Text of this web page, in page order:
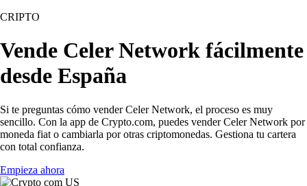
CRIPTO
Vende Celer Network fácilmente
desde España
Si te preguntas cómo vender Celer Network, el proceso es muy
sencillo. Con la app de Crypto.com, puedes vender Celer Network por
moneda fiat o cambiarla por otras criptomonedas. Gestiona tu cartera
con total confianza.
Empieza ahora